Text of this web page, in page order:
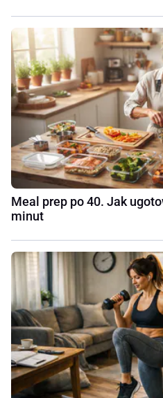
Meal prep po 40. Jak
minut